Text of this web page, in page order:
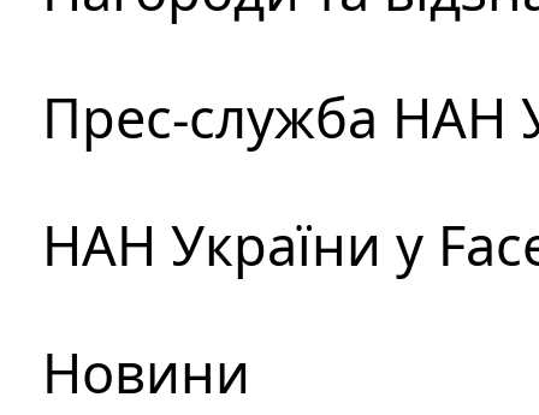
Прес-служба НАН
НАН України у
Новини